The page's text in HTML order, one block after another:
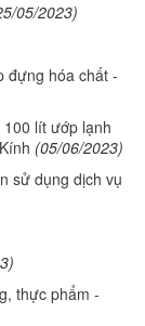
05/2023)
đựng hóa chất -
lít ướp lạnh
(05/06/2023)
sử dụng dịch vụ
thực phẩm -